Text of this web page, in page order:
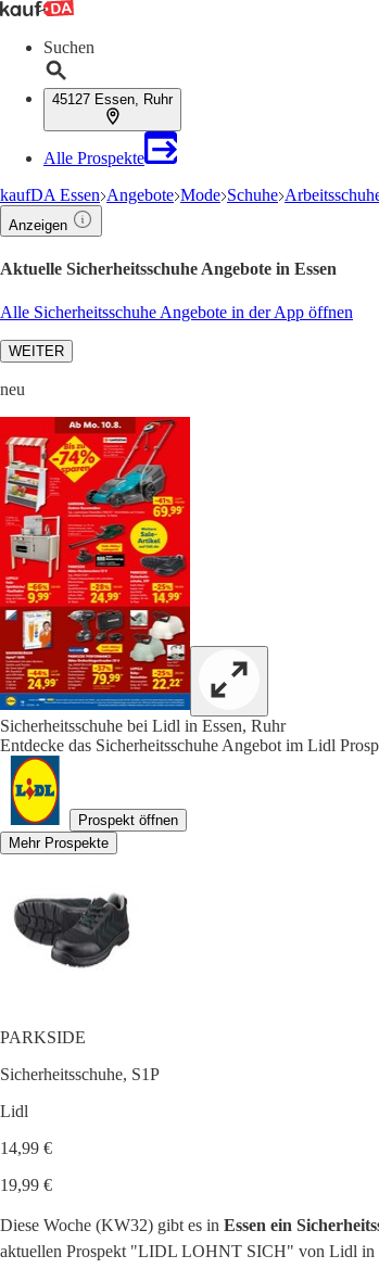
Suchen
45127 Essen, Ruhr
Alle Prospekte
kaufDA Essen Angebote Mode Schuhe
Anzeigen
Aktuelle Sicherheitsschuhe Angebote in Essen
Alle Sicherheitsschuhe Angebote in der App öffnen
WEITER
neu
Sicherheitsschuhe bei Lidl in Essen, Ruhr
Entdecke das Sicherheitsschuhe Angebot im Lidl
Prospekt öffnen
Mehr Prospekte
PARKSIDE
Sicherheitsschuhe, S1P
Lidl
14,99 €
19,99 €
Diese Woche (KW32) gibt es in Essen ein
aktuellen Prospekt "LIDL LOHNT SICH" von Lidl in